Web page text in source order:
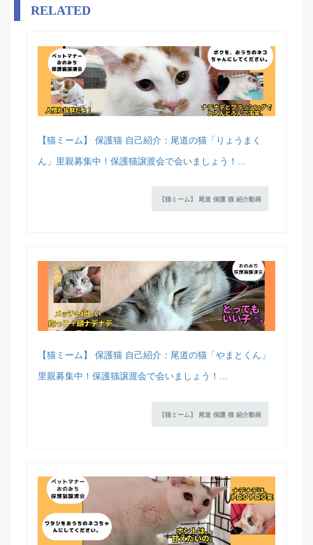
RELATED
【猫ミーム】 保護猫 自己紹介：尾道の猫「りょうまく
ん」里親募集中！保護猫譲渡会で会いましょう！...
【猫ミーム】 尾道 保護 猫 紹介動画
【猫ミーム】 保護猫 自己紹介：尾道の猫「やまとくん」
里親募集中！保護猫譲渡会で会いましょう！...
【猫ミーム】 尾道 保護 猫 紹介動画